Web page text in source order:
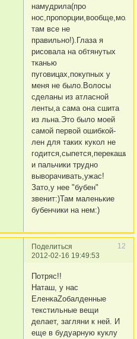
намудрила(про
там все не
правильно!).Глаза я
рисовала на обтянутых
тканью
пуговицах,покупных у
меня не было.Волосы
сделаны из атласной
ленты,а сама она сшита
из льна.Это было моей
самой первой ошибкой-
лен для таких кукол не
и пальчики трудно
выворачивать,ужас!
Зато,у нее "бубен"
звенит:)Там маленькие
бубенчики на нем:)
Поделиться
12
2012-02-16 19:49:53
Потряс!!
Наташ, у нас
ЕленкаZобалденные
текстильные вещи
делает, загляни к ней. И
еще в будуарную куклу